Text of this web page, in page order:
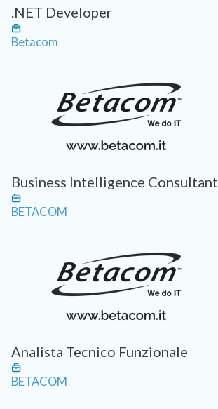
.NET Developer
Betacom
Business Intelligence Consultant
BETACOM
Analista Tecnico Funzionale
BETACOM